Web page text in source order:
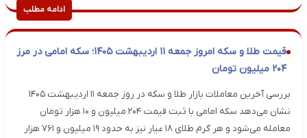
ادامه مطلب
قیمت طلا و سکه امروز جمعه ۱۱ اردیبهشت ۱۴۰۵؛ سکه امامی در مرز
۲۰۴ میلیون تومان
بررسی آخرین معاملات بازار طلا و سکه در روز جمعه ۱۱ اردیبهشت ۱۴۰۵
نشان می‌دهد سکه امامی با ثبت قیمت ۲۰۴ میلیون و ۱۰ هزار تومان
معامله می‌شود و هر گرم طلای ۱۸ عیار نیز به حدود ۱۹ میلیون و ۷۶۱ هزار